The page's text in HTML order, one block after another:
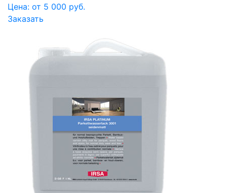
Цена: от 5 000 руб.
Заказать